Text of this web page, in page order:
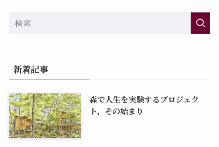
新着記事
森で人生を実験するプロジェク
ト、その始まり